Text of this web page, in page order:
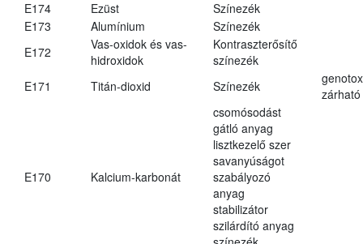
E174
Ezüst
Színezék
E173
Alumínium
Színezék
E172
Vas-oxidok és vas-
hidroxidok
Kontraszterősítő
színezék
E171
Titán-dioxid Színezék
E170 Kalcium-karbonát
csomósodást
gátló anyag
lisztkezelő szer
savanyúságot
szabályozó
anyag
stabilizátor
szilárdító anyag